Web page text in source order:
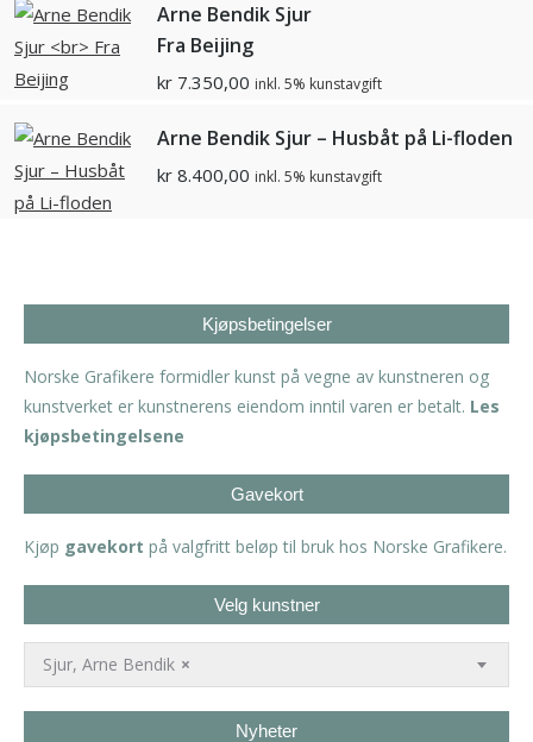
Arne Bendik Sjur
Fra Beijing
kr 7.350,00 inkl. 5% kunstavgift
Arne Bendik Sjur – Husbåt på Li-floden
kr 8.400,00 inkl. 5% kunstavgift
Kjøpsbetingelser
Norske Grafikere formidler kunst på vegne av kunstneren og
kunstverket er kunstnerens eiendom inntil varen er betalt. Les
kjøpsbetingelsene
Gavekort
Kjøp gavekort på valgfritt beløp til bruk hos Norske Grafikere.
Velg kunstner
×
Sjur, Arne Bendik
Nyheter